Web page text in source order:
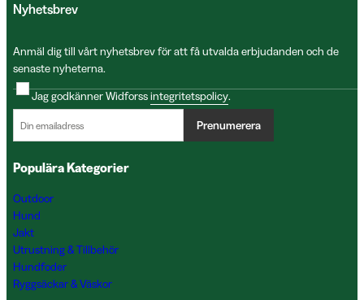
Nyhetsbrev
Anmäl dig till vårt nyhetsbrev för att få utvalda erbjudanden och de
senaste nyheterna.
Jag godkänner Widforssintegritetspolicy.
Prenumerera
Populära Kategorier
Outdoor
Hund
Jakt
Utrustning & Tillbehör
Hundfoder
Ryggsäckar & Väskor